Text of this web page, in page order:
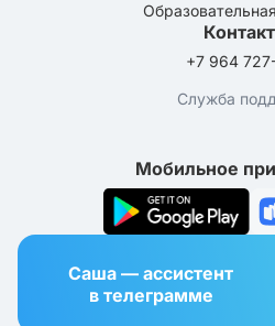
+7 964
Служба
Мобильное
Саша — ассистент
в телеграмме